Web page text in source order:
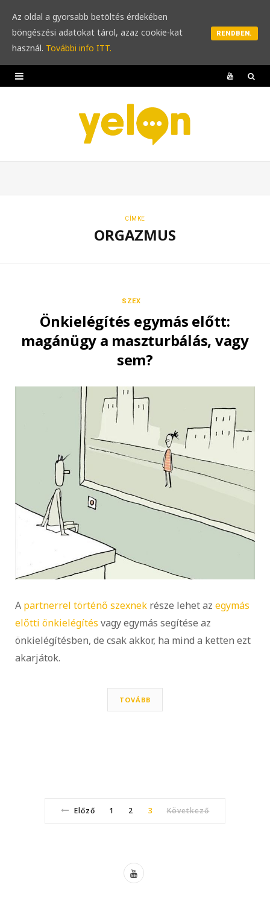
Y
u
CÍMKE
ORGAZMUS
SZEX
Önkielégítés egymás előtt:
magánügy a maszturbálás, vagy
sem?
A partnerrel történő szexnek része lehet az egymás
előtti önkielégítés vagy egymás segítése az
önkielégítésben, de csak akkor, ha mind a ketten ezt
akarjátok.
TOVÁBB
Előző 1 2 3 Következő
Y
Az oldal a gyorsabb betöltés érdekében
böngészési adatokat tárol, azaz cookie-kat
használ. További info ITT.
RENDBEN.